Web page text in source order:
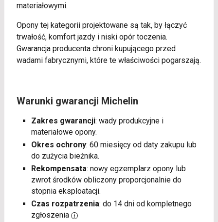
materiałowymi.
Opony tej kategorii projektowane są tak, by łączyć
trwałość, komfort jazdy i niski opór toczenia.
Gwarancja producenta chroni kupującego przed
wadami fabrycznymi, które te właściwości pogarszają.
Warunki gwarancji Michelin
Zakres gwarancji: wady produkcyjne i
materiałowe opony.
Okres ochrony: 60 miesięcy od daty zakupu lub
do zużycia bieżnika.
Rekompensata: nowy egzemplarz opony lub
zwrot środków obliczony proporcjonalnie do
stopnia eksploatacji.
Czas rozpatrzenia: do 14 dni od kompletnego
zgłoszenia